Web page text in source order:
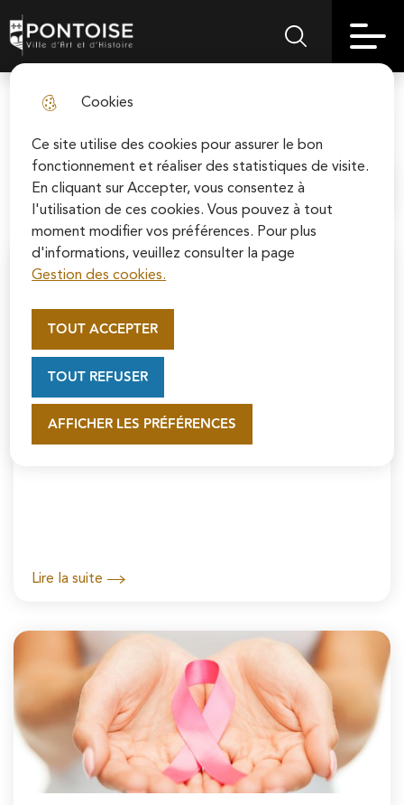
Cookies
Ce site utilise des cookies pour assurer le bon
fonctionnement et réaliser des statistiques de visite.
En cliquant sur Accepter, vous consentez à
l'utilisation de ces cookies. Vous pouvez à tout
moment modifier vos préférences. Pour plus
d'informations, veuillez consulter la page
Gestion des cookies.
AFFICHER LES PRÉFÉRENCES
TOUT ACCEPTER
TOUT REFUSER
to
menu
Skip to
search
Skip to
site map
Soutenez la rénovation de la cathédrale Saint-
Maclou en vous connectant sur le site de la
Fondation du patrimoine.
En savoir plus
Pontoise | Ville d'art et d'histoireMenu principalRechercher sur
Accueil
Pharmacies de garde
Lire la suite